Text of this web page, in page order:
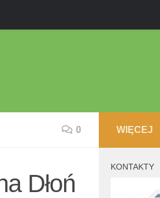
0
Dłoń
WIĘCEJ
KONTAKTY